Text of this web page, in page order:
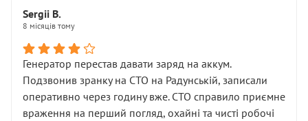
Sergii B.
8 місяців тому
Генератор перестав давати заряд на аккум.
Подзвонив зранку на СТО на Радунській, записали
оперативно через годину вже. СТО справило приємне
враження на перший погляд, охайні та чисті робочі